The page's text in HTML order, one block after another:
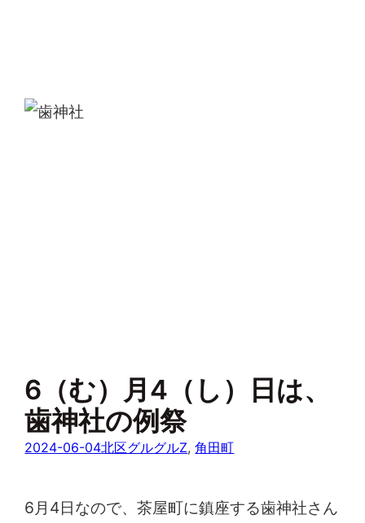
6（む）月4（し）日は、
歯神社の例祭
2024-06-04北区グルグルZ, 角田町
6月4日なので、茶屋町に鎮座する歯神社さん